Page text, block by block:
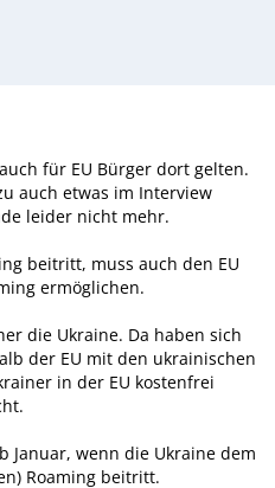
für EU Bürger dort gelten.
auch etwas im Interview
leider nicht mehr.
beitritt, muss auch den EU
ermöglichen.
die Ukraine. Da haben sich
der EU mit den ukrainischen
in der EU kostenfrei
Januar, wenn die Ukraine dem
Roaming beitritt.